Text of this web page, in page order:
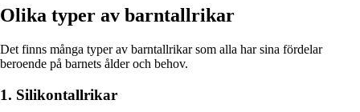
Olika typer av barntallrikar
Det finns många typer av barntallrikar som alla har sina fördelar
beroende på barnets ålder och behov.
1. Silikontallrikar